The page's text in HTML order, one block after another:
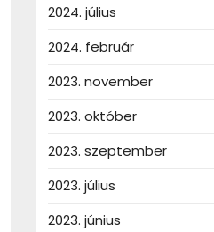
2024. július
2024. február
2023. november
2023. október
2023. szeptember
2023. július
2023. június